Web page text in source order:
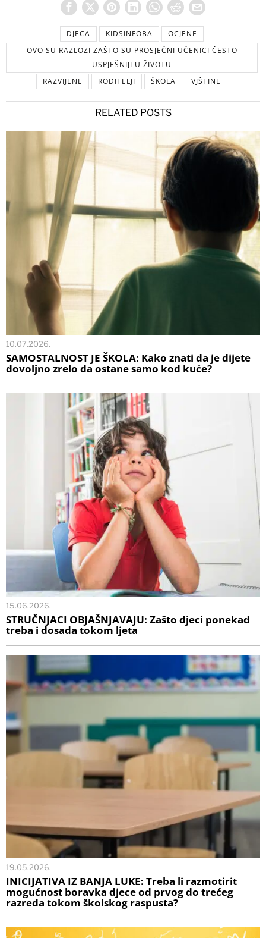
DJECA KIDSINFOBA
OCJENE
OVO SU RAZLOZI ZAŠTO SU PROSJEČNI UČENICI ČESTO
USPJEŠNIJI U ŽIVOTU
RAZVIJENE
RODITELJI ŠKOLA VJŠTINE
RELATED POSTS
10.07.2026.
SAMOSTALNOST JE ŠKOLA: Kako znati da je dijete
dovoljno zrelo da ostane samo kod kuće?
15.06.2026.
STRUČNJACI OBJAŠNJAVAJU: Zašto djeci ponekad
treba i dosada tokom ljeta
19.05.2026.
INICIJATIVA IZ BANJA LUKE: Treba li razmotirit
mogućnost boravka djece od prvog do trećeg
razreda tokom školskog raspusta?